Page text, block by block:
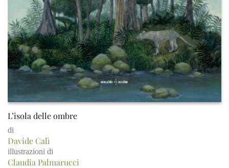
L’isola delle ombre
di
Davide Calì
illustrazioni di
Claudia Palmarucci